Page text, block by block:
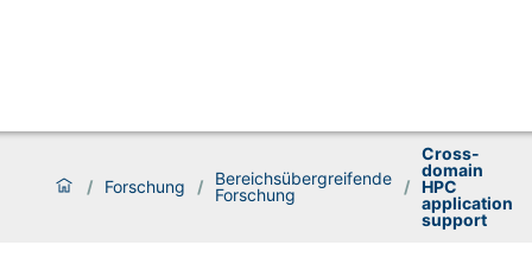
/ Forschung /
Bereichsübergreifende
Forschung
/
Cross-
domain
HPC
application
support